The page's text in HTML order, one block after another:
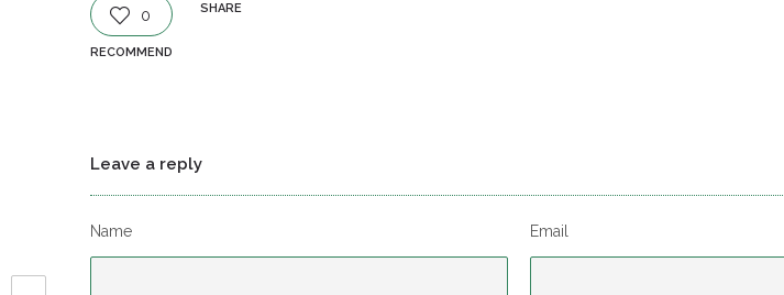
0
RECOMMEND
SHARE
Leave a reply
Name Email